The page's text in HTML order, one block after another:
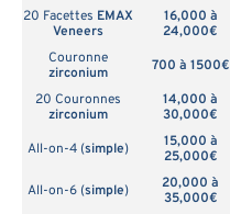
20 Facettes EMAX
Veneers
16,000 à
24,000€
Couronne
zirconium
700 à 1500€
20 Couronnes
zirconium
14,000 à
30,000€
All-on-4 (simple)
15,000 à
25,000€
All-on-6 (simple)
20,000 à
35,000€